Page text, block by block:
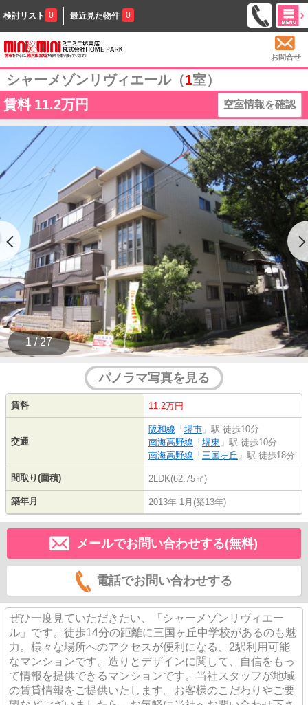
検討リスト 0 最近見た物件 0
お問合せ
シャーメゾンリヴィエール（1室）
賃料 11.2万円 空室情報を確認
1 / 27
パノラマ写真を見る
賃料 11.2万円
交通
阪和線 「 堺市 」駅 徒歩10分
南海高野線 「 堺東 」駅 徒歩10分
南海高野線 「 三国ヶ丘 」駅 徒歩18分
間取り(面積) 2LDK(62.75㎡)
築年月 2013年 1月(築13年)
メールでお問い合わせする(無料)
電話でお問い合わせする
ぜひ一度見ていただきたい、「シャーメゾンリヴィエー
ル」です。徒歩14分の距離に三国ヶ丘中学校があるのも魅
力。様々な場所へのアクセスが便利になる、2駅利用可能
なマンションです。造りとデザインに関して、自信をもっ
て情報を提供できるマンションです。当社スタッフが地域
の賃貸情報をご提供いたします。お客様のこだわりやご要